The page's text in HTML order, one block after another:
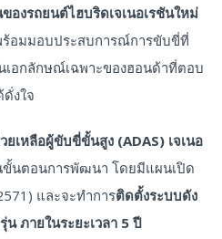
องรถยนต์ไฮบริดเจเนอเรชันใหม่
อมมอบประสบการณ์การขับขี่ที่
เอกลักษณ์เฉพาะของฮอนด้าที่ตอบ
งใจ
ยเหลือผู้ขับขี่ขั้นสูง (ADAS) เจเนอ
ขั้นตอนการพัฒนา โดยมีแผนเปิด
และจะทำการติดตั้งระบบดัง
น ภายในระยะเวลา 5 ปี